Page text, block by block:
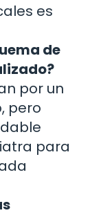
es
de
por un
pero
para